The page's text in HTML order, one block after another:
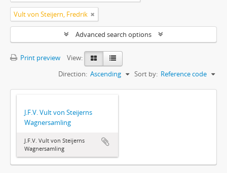
Vult von Steijern, Fredrik
Advanced search options
Print preview
View:
Sort by: Reference code
Direction: Ascending
J.F.V. Vult von Steijerns
Wagnersamling
J.F.V. Vult von Steijerns
Wagnersamling